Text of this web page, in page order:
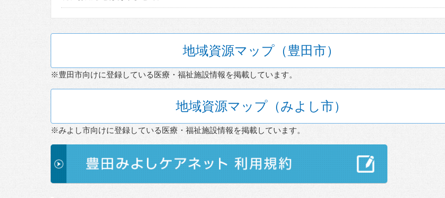
地域資源マップ（豊田市）
※豊田市向けに登録している医療・福祉施設情報を掲載しています。
地域資源マップ（みよし市）
※みよし市向けに登録している医療・福祉施設情報を掲載しています。